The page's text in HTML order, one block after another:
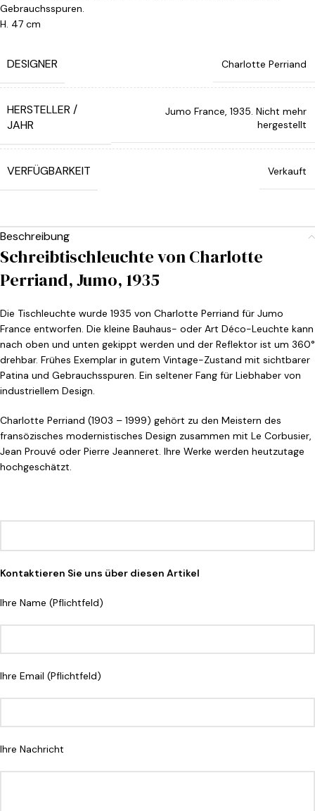
Gebrauchsspuren.
H. 47 cm
DESIGNER Charlotte Perriand
HERSTELLER /
JAHR
Jumo France, 1935. Nicht mehr
hergestellt
VERFÜGBARKEIT Verkauft
Beschreibung
Schreibtischleuchte von Charlotte
Perriand, Jumo, 1935
Die Tischleuchte wurde 1935 von Charlotte Perriand für Jumo
France entworfen. Die kleine Bauhaus- oder Art Déco-Leuchte kann
nach oben und unten gekippt werden und der Reflektor ist um 360°
drehbar. Frühes Exemplar in gutem Vintage-Zustand mit sichtbarer
Patina und Gebrauchsspuren. Ein seltener Fang für Liebhaber von
industriellem Design.
Charlotte Perriand (1903 – 1999) gehört zu den Meistern des
fransözisches modernistisches Design zusammen mit Le Corbusier,
Jean Prouvé oder Pierre Jeanneret. Ihre Werke werden heutzutage
hochgeschätzt.
Kontaktieren Sie uns über diesen Artikel
Ihre Name (Pflichtfeld)
Ihre Email (Pflichtfeld)
Ihre Nachricht